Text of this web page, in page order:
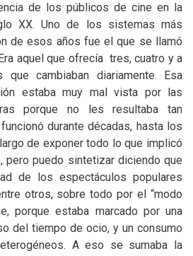
de los públicos de cine en la
XX. Uno de los sistemas más
de esos años fue el que se llamó
aquel que ofrecía tres, cuatro y a
cambiaban diariamente. Esa
estaba muy mal vista por las
porque no les resultaba tan
durante décadas, hasta los
de exponer todo lo que implicó
pero puedo sintetizar diciendo que
de los espectáculos populares
otros, sobre todo por el “modo
porque estaba marcado por una
del tiempo de ocio, y un consumo
A eso se sumaba la